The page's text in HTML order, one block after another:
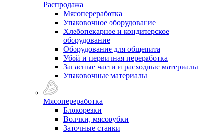
Распродажа
Мясопереработка
Упаковочное оборудование
Хлебопекарное и кондитерское
оборудование
Оборудование для общепита
Убой и первичная переработка
Запасные части и расходные материалы
Упаковочные материалы
Мясопереработка
Блокорезки
Волчки, мясорубки
Заточные станки